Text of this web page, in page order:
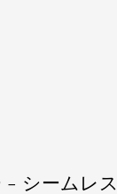
シームレス